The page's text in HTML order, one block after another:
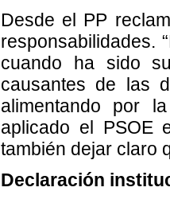
Desde el PP
responsabilidades.
cuando ha sido
causantes de las
alimentando por
aplicado el PSOE
también dejar claro
Declaración